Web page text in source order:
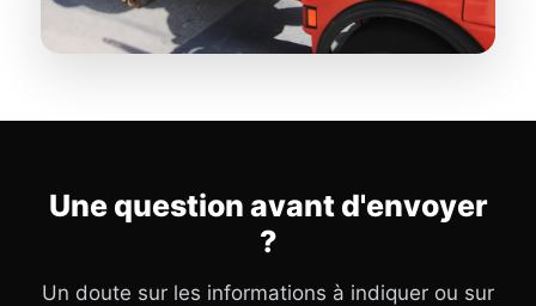
Une question avant d'envoyer
?
Un doute sur les informations à indiquer ou sur